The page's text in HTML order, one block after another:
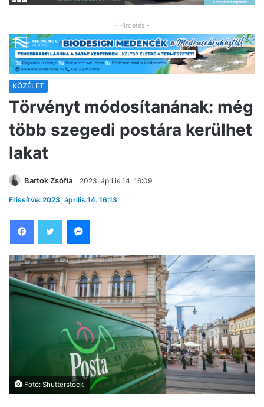
- Hirdetés -
KÖZÉLET
Törvényt módosítanának: még
több szegedi postára kerülhet
lakat
Bartok Zsófia 2023, április 14. 16:09
Frissítve: 2023, április 14. 16:13
Fotó: Shutterstock